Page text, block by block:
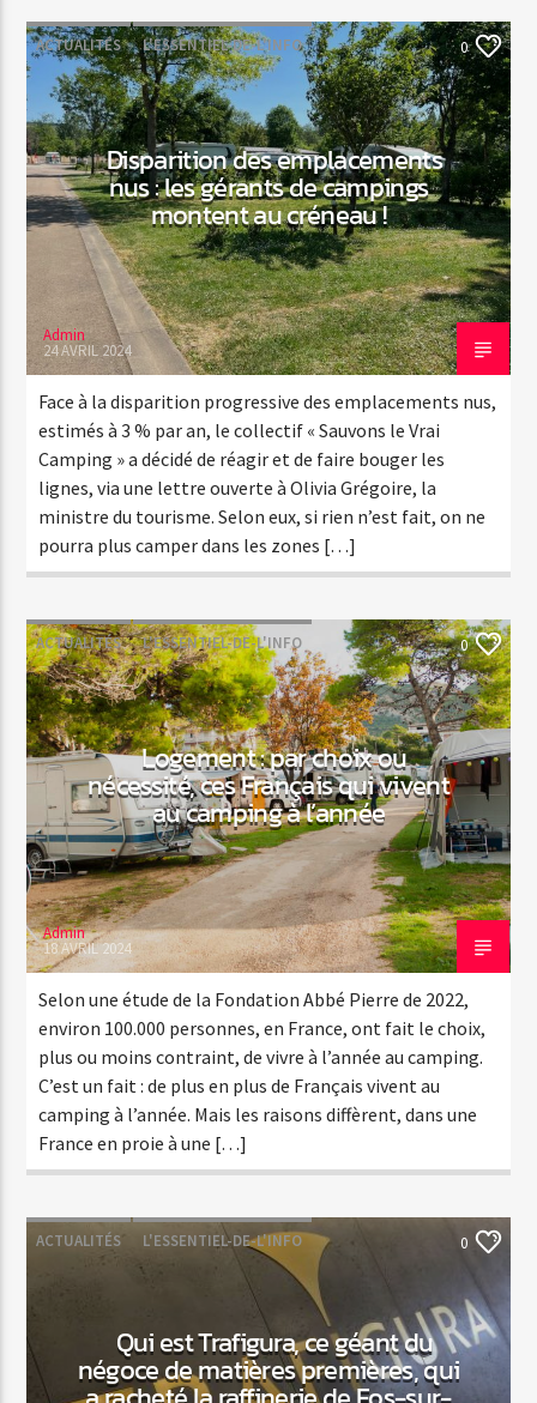
ACTUALITÉS L'ESSENTIEL-DE-L'INFO 0
Disparition des emplacements
nus : les gérants de campings
montent au créneau !
Admin
24 AVRIL 2024
Face à la disparition progressive des emplacements nus,
estimés à 3 % par an, le collectif « Sauvons le Vrai
Camping » a décidé de réagir et de faire bouger les
lignes, via une lettre ouverte à Olivia Grégoire, la
ministre du tourisme. Selon eux, si rien n’est fait, on ne
pourra plus camper dans les zones […]
ACTUALITÉS L'ESSENTIEL-DE-L'INFO 0
Logement : par choix ou
nécessité, ces Français qui vivent
au camping à l’année
Admin
18 AVRIL 2024
Selon une étude de la Fondation Abbé Pierre de 2022,
environ 100.000 personnes, en France, ont fait le choix,
plus ou moins contraint, de vivre à l’année au camping.
C’est un fait : de plus en plus de Français vivent au
camping à l’année. Mais les raisons diffèrent, dans une
France en proie à une […]
ACTUALITÉS L'ESSENTIEL-DE-L'INFO 0
Qui est Trafigura, ce géant du
négoce de matières premières, qui